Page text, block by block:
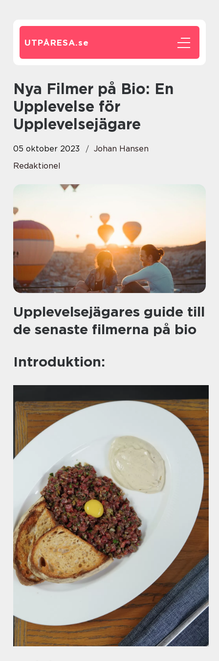
UTPÅRESA.se
Nya Filmer på Bio: En
Upplevelse för
Upplevelsejägare
05 oktober 2023
Johan Hansen
Redaktionel
Upplevelsejägares guide till
de senaste filmerna på bio
Introduktion: